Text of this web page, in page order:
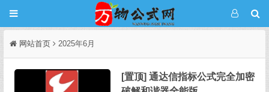
网站首页 2025年6月
[置顶] 通达信指标公式完全加密